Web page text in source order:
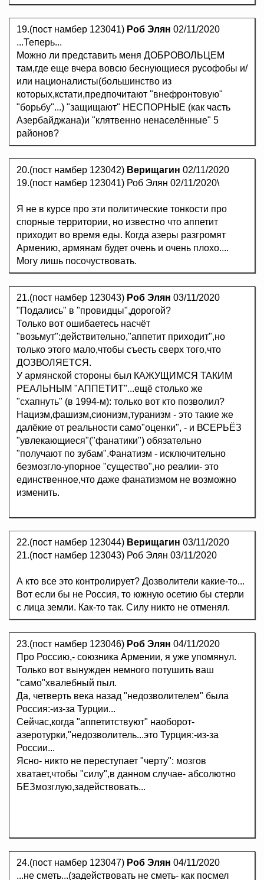
19.(пост намбер 123041) Роб Элян 02/11/2020
...Теперь...
Можно ли представить меня ДОБРОВОЛЬЦЕМ
там,где еще вчера вовсю беснующиеся русофобы и/
или националисты(большинство из
которых,кстати,предпочитают "внефронтовую"
"борьбу"...) "защищают" НЕСПОРНЫЕ (как часть
Азербайджана)и "клятвенно ненаселённые" 5
районов?
20.(пост намбер 123042) Верищагин 02/11/2020
19.(пост намбер 123041) Роб Элян 02/11/2020\
Я не в курсе про эти политические тонкости про
спорные территории, но известно что аппетит
приходит во время еды. Когда азеры разгромят
Армению, армянам будет очень и очень плохо....
Могу лишь посочуствовать.
21.(пост намбер 123043) Роб Элян 03/11/2020
"Подались" в "провидцы",дорогой?
Только вот ошибаетесь насчёт
"возьмут":действительно,"аппетит приходит",но
только этого мало,чтобы съесть сверх того,что
ДОЗВОЛЯЕТСЯ.
У армянской стороны был КАЖУЩИМСЯ ТАКИМ
РЕАЛЬНЫМ "АППЕТИТ"...ещё столько же
"схапнуть" (в 1994-м): только вот кто позволил?
Нацизм,фашизм,сионизм,туранизм - это такие же
далёкие от реальности само"оценки", - и ВСЕРЬЁЗ
"увлекающиеся"("фанатики") обязательно
"получают по зубам".Фанатизм - исключительно
безмозгло-упорное "существо",но реалии- это
единственное,что даже фанатизмом не возможно
изменить.
22.(пост намбер 123044) Верищагин 03/11/2020
21.(пост намбер 123043) Роб Элян 03/11/2020
А кто все это контролирует? Дозволители какие-то...
Вот если бы не Россия, то южную осетию бы стерли
с лица земли. Как-то так. Силу никто не отменял.
23.(пост намбер 123046) Роб Элян 04/11/2020
Про Россию,- союзника Армении, я уже упомянул.
Только вот вынужден немного потушить ваш
"само"хвалебный пыл.
Да, четверть века назад "недозволителем" была
Россия:-из-за Турции...
Сейчас,когда "аппетитствуют" наоборот-
азеротурки,"недозволитель...это Турция:-из-за
России...
Ясно- никто не переступает "черту": мозгов
хватает,чтобы "силу",в данном случае- абсолютно
БЕЗмозглую,задействовать...
24.(пост намбер 123047) Роб Элян 04/11/2020
...не сметь...(задействовать не сметь- как посмел